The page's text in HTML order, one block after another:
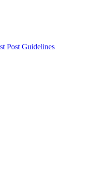
Post Guidelines